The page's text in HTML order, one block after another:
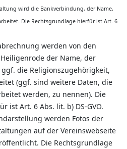
wird die Bankverbindung, der Name,
Die Rechtsgrundlage hierfür ist Art. 6
werden von den
der Name, der
die Religionszugehörigkeit,
(ggf. sind weitere Daten, die
werden, zu nennen). Die
ist Art. 6 Abs. lit. b) DS-GVO.
werden Fotos der
auf der Vereinswebseite
Die Rechtsgrundlage